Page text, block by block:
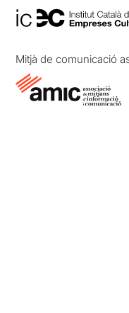
Mitjà de comunicació